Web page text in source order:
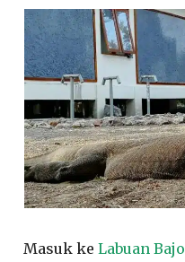
Masuk keLabuan Bajo